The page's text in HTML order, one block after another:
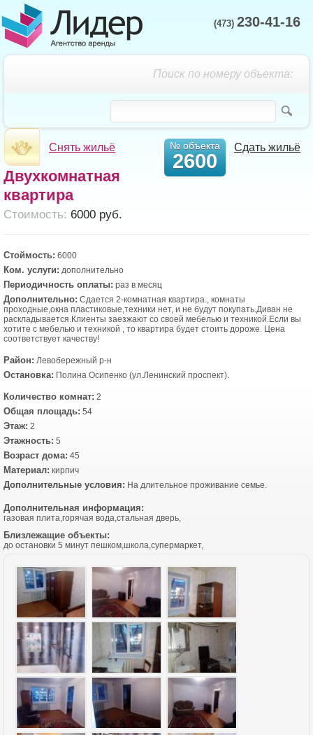
(473) 230-41-16
Поиск по номеру объекта:
Снять жильё Сдать жильё
№ объекта
2600
Двухкомнатная
квартира
Cтоимость: 6000 руб.
Стоймость: 6000
Ком. услуги: дополнительно
Периодичность оплаты: раз в месяц
Дополнительно: Сдается 2-комнатная квартира., комнаты
проходные,окна пластиковые,техники нет, и не будут покупать.Диван не
раскладывается.Клиенты заезжают со своей мебелью и техникой.Если вы
хотите с мебелью и техникой , то квартира будет стоить дороже. Цена
соответствует качеству!
Район: Левобережный р-н
Остановка: Полина Осипенко (ул.Ленинский проспект).
Количество комнат: 2
Общая площадь: 54
Этаж: 2
Этажность: 5
Возраст дома: 45
Материал: кирпич
Дополнительные условия: На длительное проживание семье.
Дополнительная информация:
газовая плита,горячая вода,стальная дверь,
Близлежащие объекты:
до остановки 5 минут пешком,школа,супермаркет,